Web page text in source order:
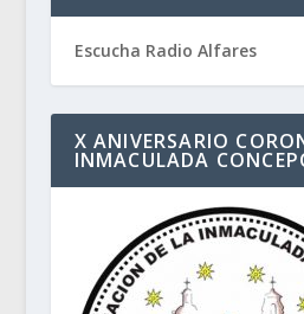
Escucha Radio Alfares
X ANIVERSARIO
INMACULADA